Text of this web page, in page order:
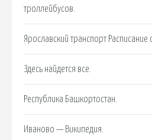
троллейбусов.
Ярославский транспорт Расписание
Здесь найдется все.
Республика Башкортостан.
Иваново — Википедия.